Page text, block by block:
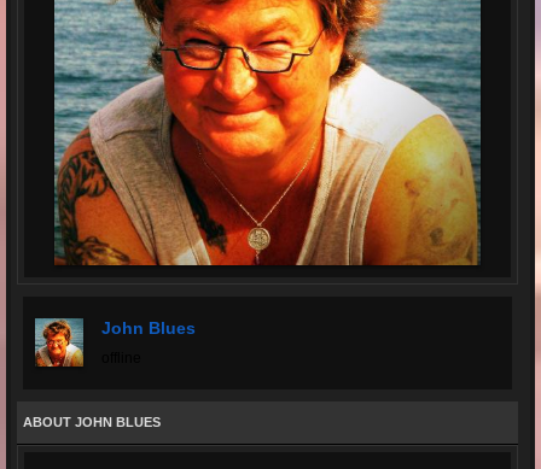
John Blues
ABOUT JOHN BLUES